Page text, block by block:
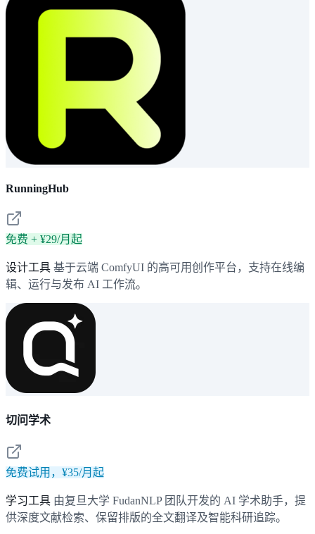
RunningHub
免费 + ¥29/月起
设计工具 基于云端 ComfyUI 的高可用创作平台，支持在线编
辑、运行与发布 AI 工作流。
切问学术
免费试用，¥35/月起
学习工具 由复旦大学 FudanNLP 团队开发的 AI 学术助手，提
供深度文献检索、保留排版的全文翻译及智能科研追踪。